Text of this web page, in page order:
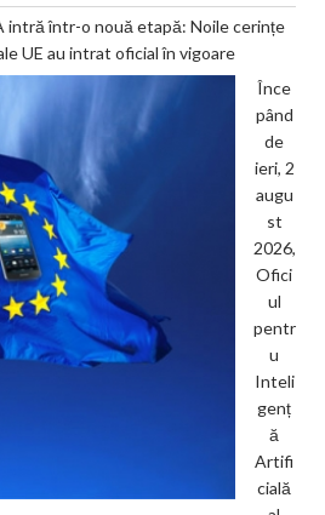
intră într-o nouă etapă: Noile cerințe
UE au intrat oficial în vigoare
Înce
pând
de
ieri, 2
augu
st
2026,
Ofici
ul
pentr
u
Inteli
genț
ă
Artifi
cială